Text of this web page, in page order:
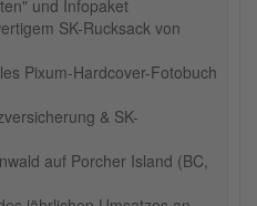
und Infopaket
SK-Rucksack von
Pixum-Hardcover-Fotobuch
& SK-
auf Porcher Island (BC,